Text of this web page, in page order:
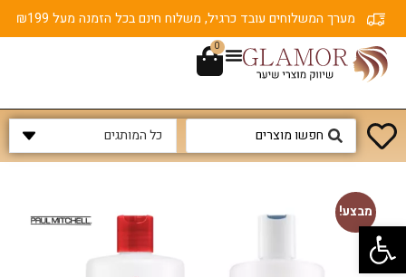
פתח סרגל נגישות
מערך המשלוחים עובד כרגיל, משלוח חינם בכל הזמנה מעל ₪199
0
מבצע!